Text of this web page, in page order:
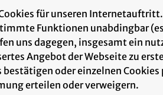
für unseren
Funktionen unabdingbar
uns dagegen, insgesamt ein
Angebot der Webseite zu
bestätigen oder einzelnen Cookies
erteilen oder verweigern.